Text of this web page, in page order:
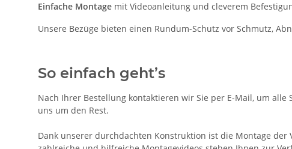
Einfache Montage mit Videoanleitung und cleverem
Unsere Bezüge bieten einen Rundum-Schutz vor Schmutz,
So einfach geht’s
Nach Ihrer Bestellung kontaktieren wir Sie per E-Mail, um
uns um den Rest.
Dank unserer durchdachten Konstruktion ist die Montage der